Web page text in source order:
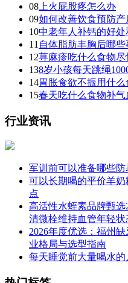
08 上火屁股疼怎么办
09如何改善饮食预防产
10中老年人补钙的好处
11 自体脂肪丰胸后哪
12荨麻疹吃什么食物尽
138岁小孩每天跳绳
14胃胀食欲不振用什
15春天吃什么食物补
行业资讯
军训前可以准备哪些
可以长期喝的平价羊
点
高活性水蛭素品牌甄
清微栓维持血管年轻状
2026年度优选：福州
业格局与选型指南
每天睡觉前大量喝水